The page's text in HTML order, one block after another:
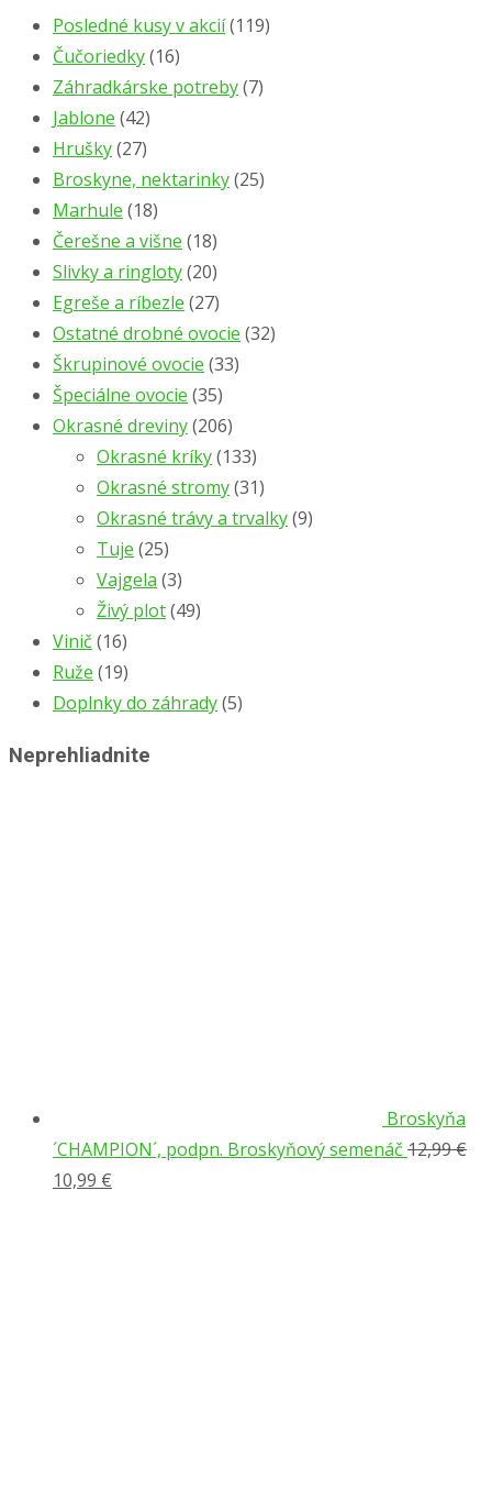
Posledné kusy v akcií(119)
Čučoriedky(16)
Záhradkárske potreby(7)
Jablone (42)
Hrušky(27)
Broskyne, nektarinky(25)
Marhule (18)
Čerešne a višne (18)
Slivky a ringloty(20)
Egreše a ríbezle (27)
Ostatné drobné ovocie (32)
Škrupinové ovocie (33)
Špeciálne ovocie (35)
Okrasné dreviny(206)
Okrasné kríky(133)
Okrasné stromy(31)
Okrasné trávy a trvalky(9)
Tuje (25)
Vajgela (3)
Živý plot(49)
Vinič (16)
Ruže (19)
Doplnky do záhrady(5)
Neprehliadnite
Broskyňa
´CHAMPION´, podpn. Broskyňový semenáč 12,99€
Pôvodná
10,99 €